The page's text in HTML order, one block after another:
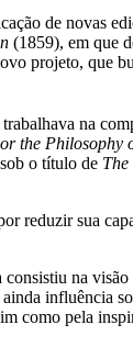
de novas
(1859), em que
projeto, que
na
the Philosophy
o título de The
reduzir sua
na
influência
como pela